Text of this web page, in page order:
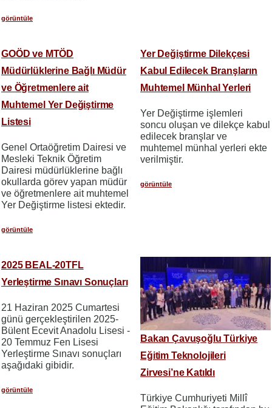
görüntüle
GOÖD ve MTÖD
Müdürlüklerine Bağlı Müdür
ve Öğretmenlere ait
Muhtemel Yer Değiştirme
Listesi
Genel Ortaöğretim Dairesi ve
Mesleki Teknik Öğretim
Dairesi müdürlüklerine bağlı
okullarda görev yapan müdür
ve öğretmenlere ait muhtemel
Yer Değiştirme listesi ektedir.
görüntüle
Yer Değiştirme Dilekçesi
Kabul Edilecek Branşların
Muhtemel Münhal Yerleri
Yer Değiştirme işlemleri
soncu oluşan ve dilekçe kabul
edilecek branşlar ve
muhtemel münhal yerleri ekte
verilmiştir.
görüntüle
2025 BEAL-20TFL
Yerleştirme Sınavı Sonuçları
21 Haziran 2025 Cumartesi
günü gerçekleştirilen 2025-
Bülent Ecevit Anadolu Lisesi -
20 Temmuz Fen Lisesi
Yerleştirme Sınavı sonuçları
aşağıdaki gibidir.
görüntüle
Bakan Çavuşoğlu Türkiye
Eğitim Teknolojileri
Zirvesi’ne Katıldı
​​​​​​​Türkiye Cumhuriyeti Millî